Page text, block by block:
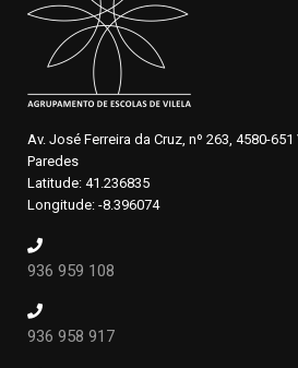
Av. José Ferreira da Cruz, nº 263, 4580-651
Paredes
Latitude: 41.236835
Longitude: -8.396074
936 959 108
936 958 917